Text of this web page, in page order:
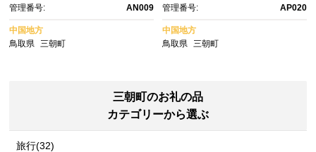
管理番号:
AN009
中国地方
鳥取県
三朝町
管理番号:
AP020
中国地方
鳥取県 三朝町
三朝町のお礼の品
カテゴリーから選ぶ
旅行(32)